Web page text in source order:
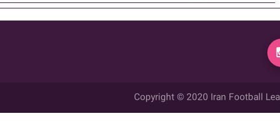
Copyright © 2020 Iran Football